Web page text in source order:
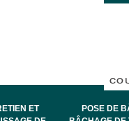
ET
POSE DE